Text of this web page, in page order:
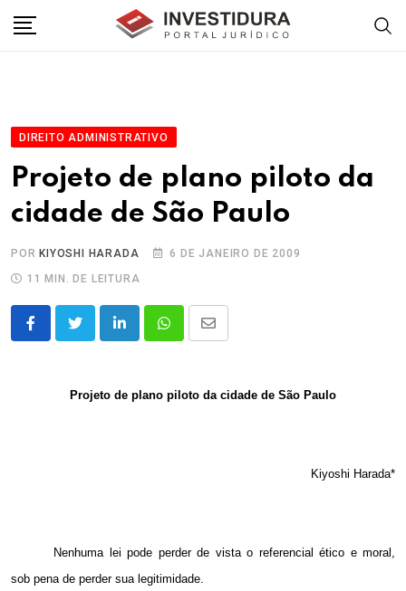
DIREITO ADMINISTRATIVO
Projeto de plano piloto da
cidade de São Paulo
POR KIYOSHI HARADA
6 DE JANEIRO DE 2009
11 MIN. DE LEITURA
LinkedInWhatsappShare
Projeto de plano piloto da cidade de São Paulo
Kiyoshi Harada*
Nenhuma lei pode perder de vista o referencial ético e moral,
sob pena de perder sua legitimidade.